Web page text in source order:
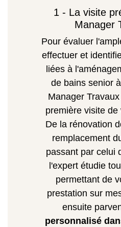
1 - La visite
Manager
Pour évaluer
effectuer et
liées à
de bains senior
Manager
première visite
De la rénovation
remplacement
passant par celui
l'expert étudie
permettant de
prestation sur
ensuite
personnalisé